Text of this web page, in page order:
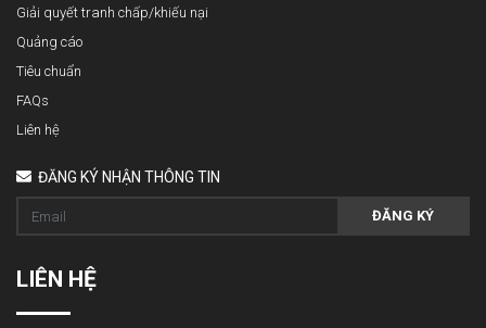
Giải quyết tranh chấp/khiếu nại
Quảng cáo
Tiêu chuẩn
FAQs
Liên hệ
ĐĂNG KÝ NHẬN THÔNG TIN
ĐĂNG KÝ
LIÊN HỆ